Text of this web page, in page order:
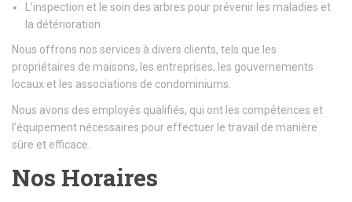
L’inspection et le soin des arbres pour prévenir les maladies et
la détérioration.
Nous offrons nos services à divers clients, tels que les
propriétaires de maisons, les entreprises, les gouvernements
locaux et les associations de condominiums.
Nous avons des employés qualifiés, qui ont les compétences et
l’équipement nécessaires pour effectuer le travail de manière
sûre et efficace.
Nos Horaires